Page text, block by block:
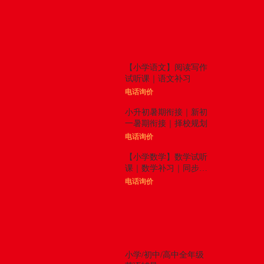
【小学语文】阅读写作
试听课｜语文补习
电话询价
小升初暑期衔接｜新初
一暑期衔接｜择校规划
电话询价
【小学数学】数学试听
课｜数学补习｜同步拓
展
电话询价
小学/初中/高中全年级